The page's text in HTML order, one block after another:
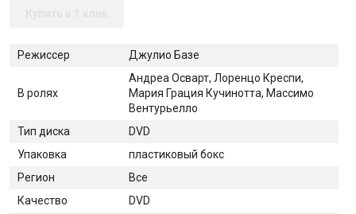
Режиссер Джулио Базе
В ролях
Андреа Осварт, Лоренцо Креспи,
Мария Грация Кучинотта, Массимо
Вентурьелло
Тип диска
DVD
Упаковка
пластиковый бокс
Регион
Все
Качество
DVD